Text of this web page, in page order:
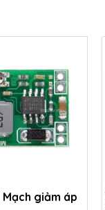
Mạch giảm áp